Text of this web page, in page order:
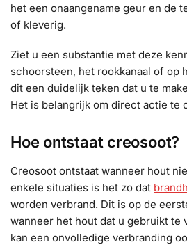
het een onaangename geur en de
of kleverig.
Ziet u een substantie met deze
schoorsteen, het rookkanaal of op
dit een duidelijk teken dat u te
Het is belangrijk om direct actie te
Hoe ontstaat creosoot?
Creosoot ontstaat wanneer hout
enkele situaties is het zo dat
worden verbrand. Dit is op de
wanneer het hout dat u gebruikt te
kan een onvolledige verbranding